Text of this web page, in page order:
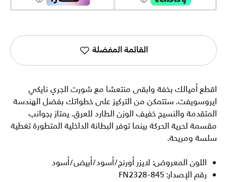
القائمة المفضلة
اقطع أميالك بخفة وابقى منتعشا مع شورت الجري نايكي
ايروسويفت. ستتمكن من التركيز على خطواتك بفضل الهندسة
المتقدمة والنسيج خفيف الوزن الطارد للعرق. يمتاز بجوانب
مقسمة لحرية الحركة بينما توفر البطانة الداخلية المتطورة تغطية
سلسة ومريحة.
اللون المعروض: لايزر أورنج/أسود/أبيض/أسود
رقم الإصدار: FN2328-845